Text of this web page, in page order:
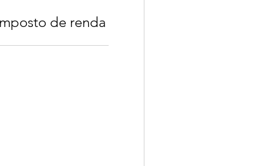
de renda